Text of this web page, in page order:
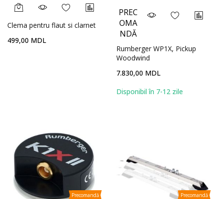
Clema pentru flaut si clarnet
499,00 MDL
PREC
OMA
NDĂ
Rumberger WP1X, Pickup
Woodwind
7.830,00 MDL
Disponibil în 7-12 zile
Precomandă Precomandă